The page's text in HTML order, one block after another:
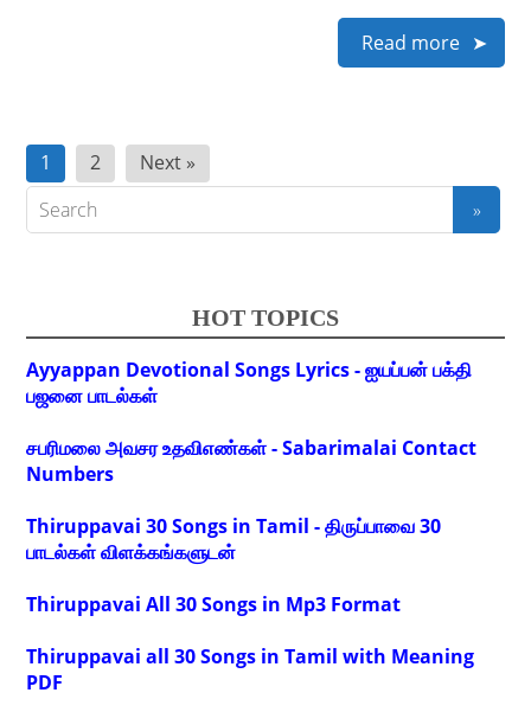
Read more
Posts
pagination
1 2 Next »
HOT TOPICS
Ayyappan Devotional Songs Lyrics - ஐயப்பன் பக்தி
பஜனை பாடல்கள்
சபரிமலை அவசர உதவிஎண்கள் - Sabarimalai Contact
Numbers
Thiruppavai 30 Songs in Tamil - திருப்பாவை 30
பாடல்கள் விளக்கங்களுடன்
Thiruppavai All 30 Songs in Mp3 Format
Thiruppavai all 30 Songs in Tamil with Meaning
PDF